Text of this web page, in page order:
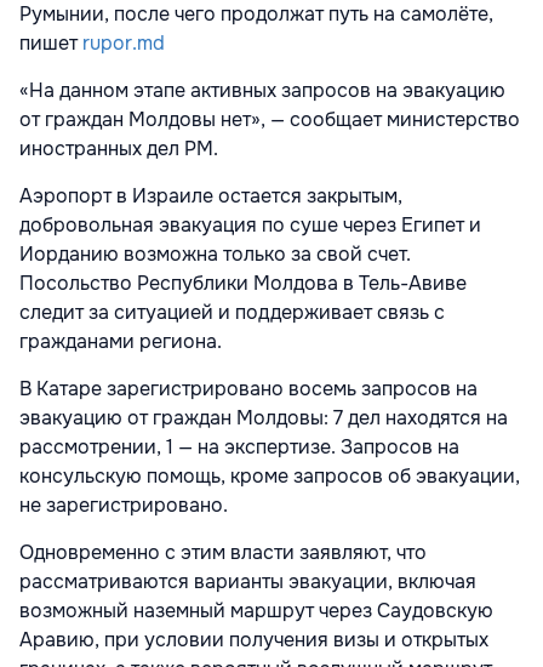
Румынии, после чего продолжат путь на самолёте,
пишетrupor.md
«На данном этапе активных запросов на эвакуацию
от граждан Молдовы нет», — сообщает министерство
иностранных дел РМ.
Аэропорт в Израиле остается закрытым,
добровольная эвакуация по суше через Египет и
Иорданию возможна только за свой счет.
Посольство Республики Молдова в Тель-Авиве
следит за ситуацией и поддерживает связь с
гражданами региона.
В Катаре зарегистрировано восемь запросов на
эвакуацию от граждан Молдовы: 7 дел находятся на
рассмотрении, 1 — на экспертизе. Запросов на
консульскую помощь, кроме запросов об эвакуации,
не зарегистрировано.
Одновременно с этим власти заявляют, что
рассматриваются варианты эвакуации, включая
возможный наземный маршрут через Саудовскую
Аравию, при условии получения визы и открытых